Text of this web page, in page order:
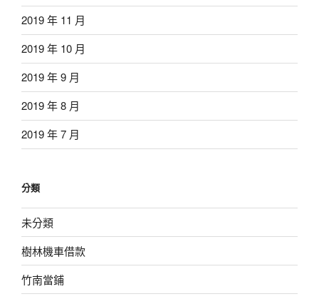
2019 年 11 月
2019 年 10 月
2019 年 9 月
2019 年 8 月
2019 年 7 月
分類
未分類
樹林機車借款
竹南當鋪